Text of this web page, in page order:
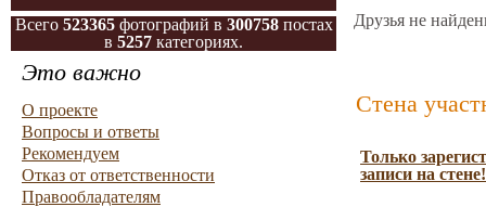
Всего 523365фотографий в 300758постах
в 5257 категориях.
Это важно
О проекте
Вопросы и ответы
Рекомендуем
Отказ от ответственности
Правообладателям
Друзья не
Стена
Только
записи на стене!